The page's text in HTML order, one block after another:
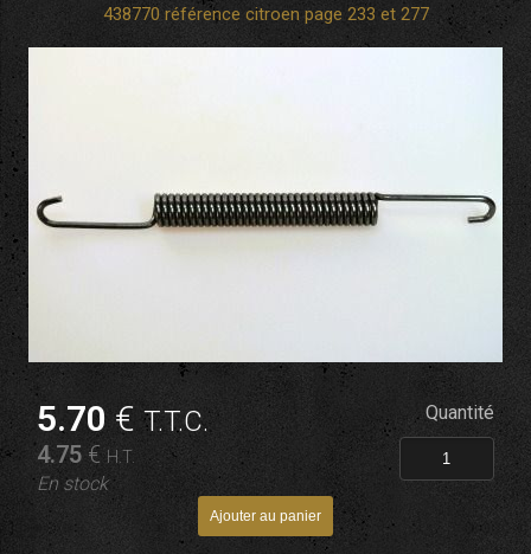
438770 référence citroen page 233 et 277
5.70 €T.T.C.
4.75 € H.T.
En stock
Quantité